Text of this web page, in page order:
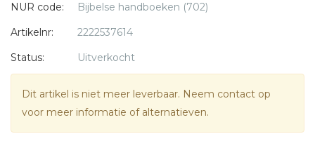
NUR code:
Bijbelse handboeken (702)
Artikelnr:
2222537614
Status:
Uitverkocht
Dit artikel is niet meer leverbaar. Neem contact op
voor meer informatie of alternatieven.